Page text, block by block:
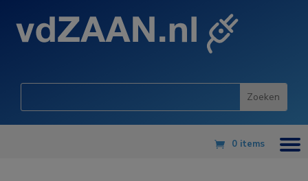
0 items